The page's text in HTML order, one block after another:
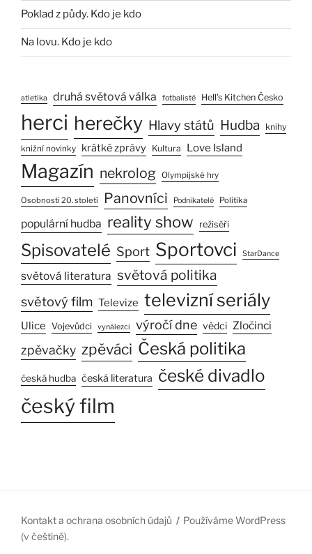
Poklad z půdy. Kdo je kdo
Na lovu. Kdo je kdo
atletika druhá světová válka fotbalisté Hell’s Kitchen Česko
herci herečky Hlavy států Hudba knihy
knižní novinky krátké zprávy Kultura Love Island
Magazín nekrolog Olympijské hry
Osobnosti 20. století Panovníci Podnikatelé Politika
populární hudba reality show režiséři
Spisovatelé Sport Sportovci StarDance
světová literatura světová politika
světový film Televize televizní seriály
Ulice Vojevůdci vynálezci výročí dne vědci Zločinci
zpěvačky zpěváci Česká politika
česká hudba česká literatura české divadlo
český film
Kontakt a ochrana osobních údajů
Používáme WordPress
(v češtině).